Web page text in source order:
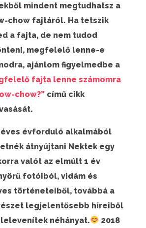
mindent megtudhatsz a
chow fajtáról. Ha tetszik
a fajta, de nem tudod
megfelelő lenne-e
ajánlom figyelmedbe a
fajta lenne számomra
chow?” című cikk
éves évforduló alkalmából
átnyújtani Nektek egy
valót az elmúlt 1 év
fotóiból, vidám és
történeteiből, továbbá a
legjelentősebb híreiből
néhányat.
2018